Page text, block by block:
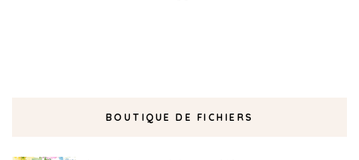
BOUTIQUE DE FICHIERS